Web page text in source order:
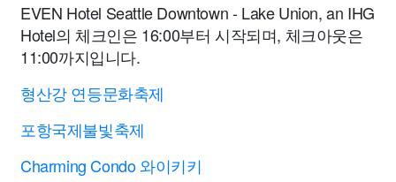
EVEN Hotel Seattle Downtown - Lake Union, an IHG
Hotel의 체크인은 16:00부터 시작되며, 체크아웃은
11:00까지입니다.
형산강 연등문화축제
포항국제불빛축제
Charming Condo 와이키키